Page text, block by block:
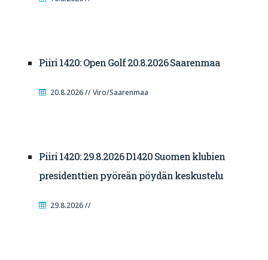
Piiri 1420: Open Golf 20.8.2026 Saarenmaa
20.8.2026 // Viro/Saarenmaa
Piiri 1420: 29.8.2026 D1420 Suomen klubien
presidenttien pyöreän pöydän keskustelu
29.8.2026 //